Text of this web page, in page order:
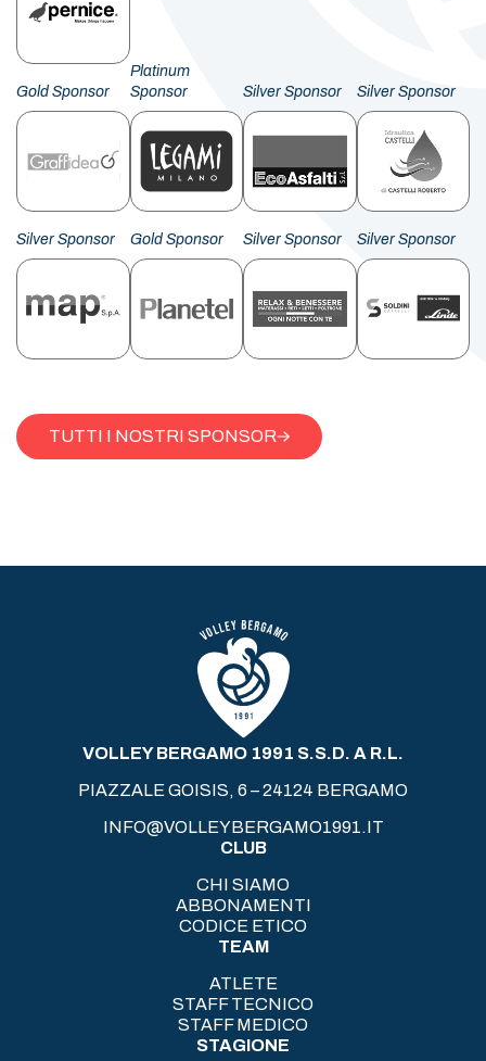
Gold Sponsor
Platinum
Sponsor
Silver Sponsor Silver Sponsor
Silver Sponsor Gold Sponsor Silver Sponsor Silver Sponsor
TUTTI I NOSTRI SPONSOR
VOLLEY BERGAMO 1991 S.S.D. A R.L.
PIAZZALE GOISIS, 6 – 24124 BERGAMO
INFO@VOLLEYBERGAMO1991.IT
CLUB
CHI SIAMO
ABBONAMENTI
CODICE ETICO
TEAM
ATLETE
STAFF TECNICO
STAFF MEDICO
STAGIONE